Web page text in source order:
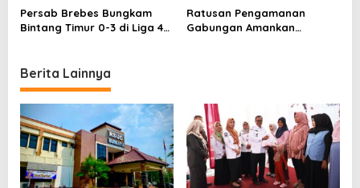
n
Persab Brebes Bungkam
Bintang Timur 0-3 di Liga 4
Ratusan Pengamanan
Gabungan Amankan
Berita Lainnya